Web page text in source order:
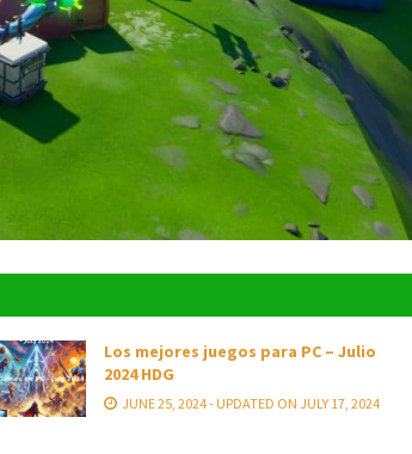
Los mejores juegos para PC – Julio
2024 HDG
JUNE 25, 2024 - UPDATED ON JULY 17, 2024